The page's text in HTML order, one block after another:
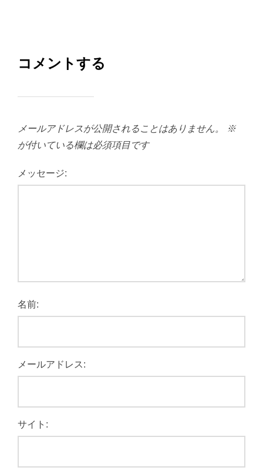
コメントする
メールアドレスが公開されることはありません。
※
が付いている欄は必須項目です
メッセージ:
名前:
メールアドレス:
サイト: